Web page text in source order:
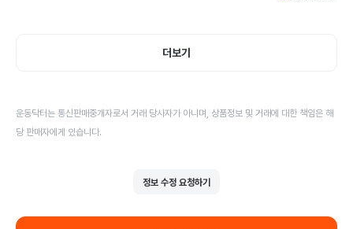
더보기
운동닥터는 통신판매중개자로서 거래 당사자가 아니며, 상품정보 및 거래에 대한 책임은 해
당 판매자에게 있습니다.
정보 수정 요청하기